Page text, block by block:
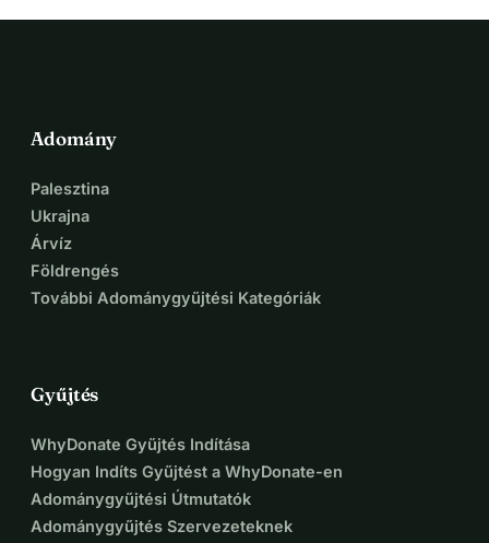
Adomány
Palesztina
Ukrajna
Árvíz
Földrengés
További Adománygyűjtési Kategóriák
Gyűjtés
WhyDonate Gyűjtés Indítása
Hogyan Indíts Gyűjtést a WhyDonate-en
Adománygyűjtési Útmutatók
Adománygyűjtés Szervezeteknek